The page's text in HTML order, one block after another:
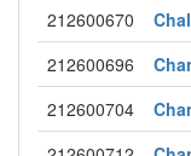
212600670
212600696
212600704